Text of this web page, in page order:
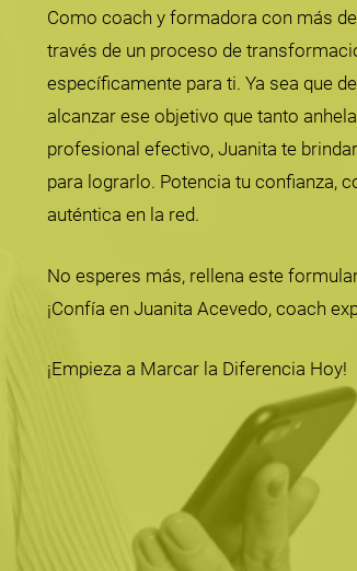
Como coach y formadora con más
través de un proceso de
específicamente para ti. Ya sea que
alcanzar ese objetivo que tanto
profesional efectivo, Juanita te
para lograrlo. Potencia tu confianza,
auténtica en la red.
No esperes más, rellena este
¡Confía en Juanita Acevedo, coach
¡Empieza a Marcar la Diferencia Hoy!